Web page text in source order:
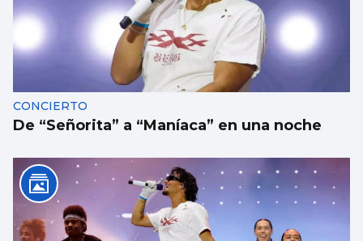
CONCIERTO
De “Señorita” a “Maníaca” en una noche